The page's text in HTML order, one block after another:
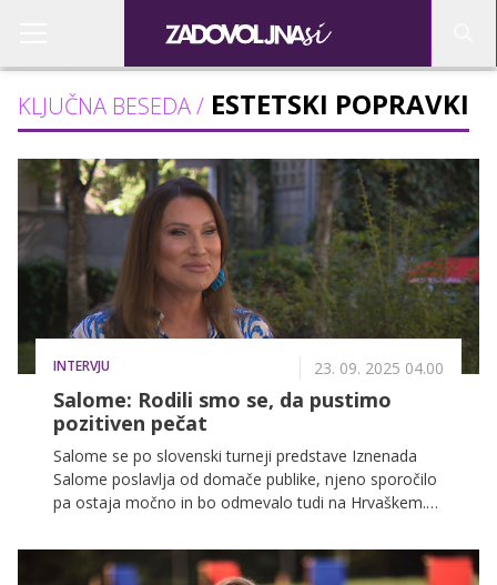
KLJUČNA BESEDA / ESTETSKI POPRAVKI
INTERVJU 23. 09. 2025 04.00
Salome: Rodili smo se, da pustimo
pozitiven pečat
Salome se po slovenski turneji predstave Iznenada
Salome poslavlja od domače publike, njeno sporočilo
pa ostaja močno in bo odmevalo tudi na Hrvaškem.
odraščanju ter o spremembah v sprejemanju
transspolnosti in staranju.